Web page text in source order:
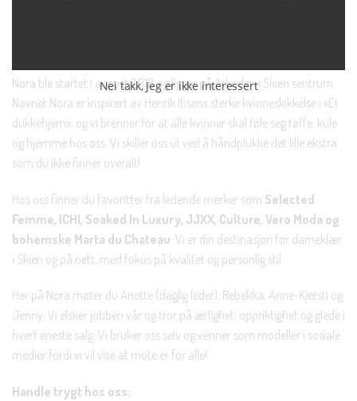
Nora ble startet i august 2018 og ligger på Arkaden i Skien sentrum.
Navnet Nora er inspirert av Henrik Ibsens sterke kvinneskikkelse i «Et
dukkehjem», og vi brenner for at alle kvinner skal føle seg tøffe, kule
og hjemme hos oss. Vi skiller oss ut ved å håndplukke det lille ekstra
som du ikke finner overalt!
Hos oss finner du favoritter fra ledende merker som Selected
Femme, ICHI, Soaked In Luxury, JJXX, Culture, Vero Moda og
bohemske Marta du Chateau . Vi er din destinasjon for dameklær
i Skien og på nett, med fokus på kvalitet og personlig stil.
Her på Nora møter du Anette (daglig leder), Rebekka, Anne-Kjersti og
Jenny. Vi elsker jobben vår og tror på ærlighet, oppriktighet og glede i
hvert eneste salg. Vi bruker oss selv og venner som modeller i sosiale
medier fordi vi vil vise at mote er for alle!
Handle trygt hos oss:
Nei takk, Jeg er ikke interessert